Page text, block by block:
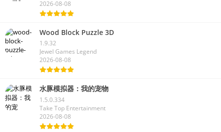
2026-08-08
Wood Block Puzzle 3D
1.9.32
Jewel Games Legend
2026-08-08
水豚模拟器：我的宠物
1.5.0.334
Take Top Entertainment
2026-08-08